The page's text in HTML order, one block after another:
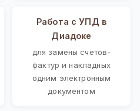
Работа с УПД в
Диадоке
для замены счетов-
фактур и накладных
одним электронным
документом